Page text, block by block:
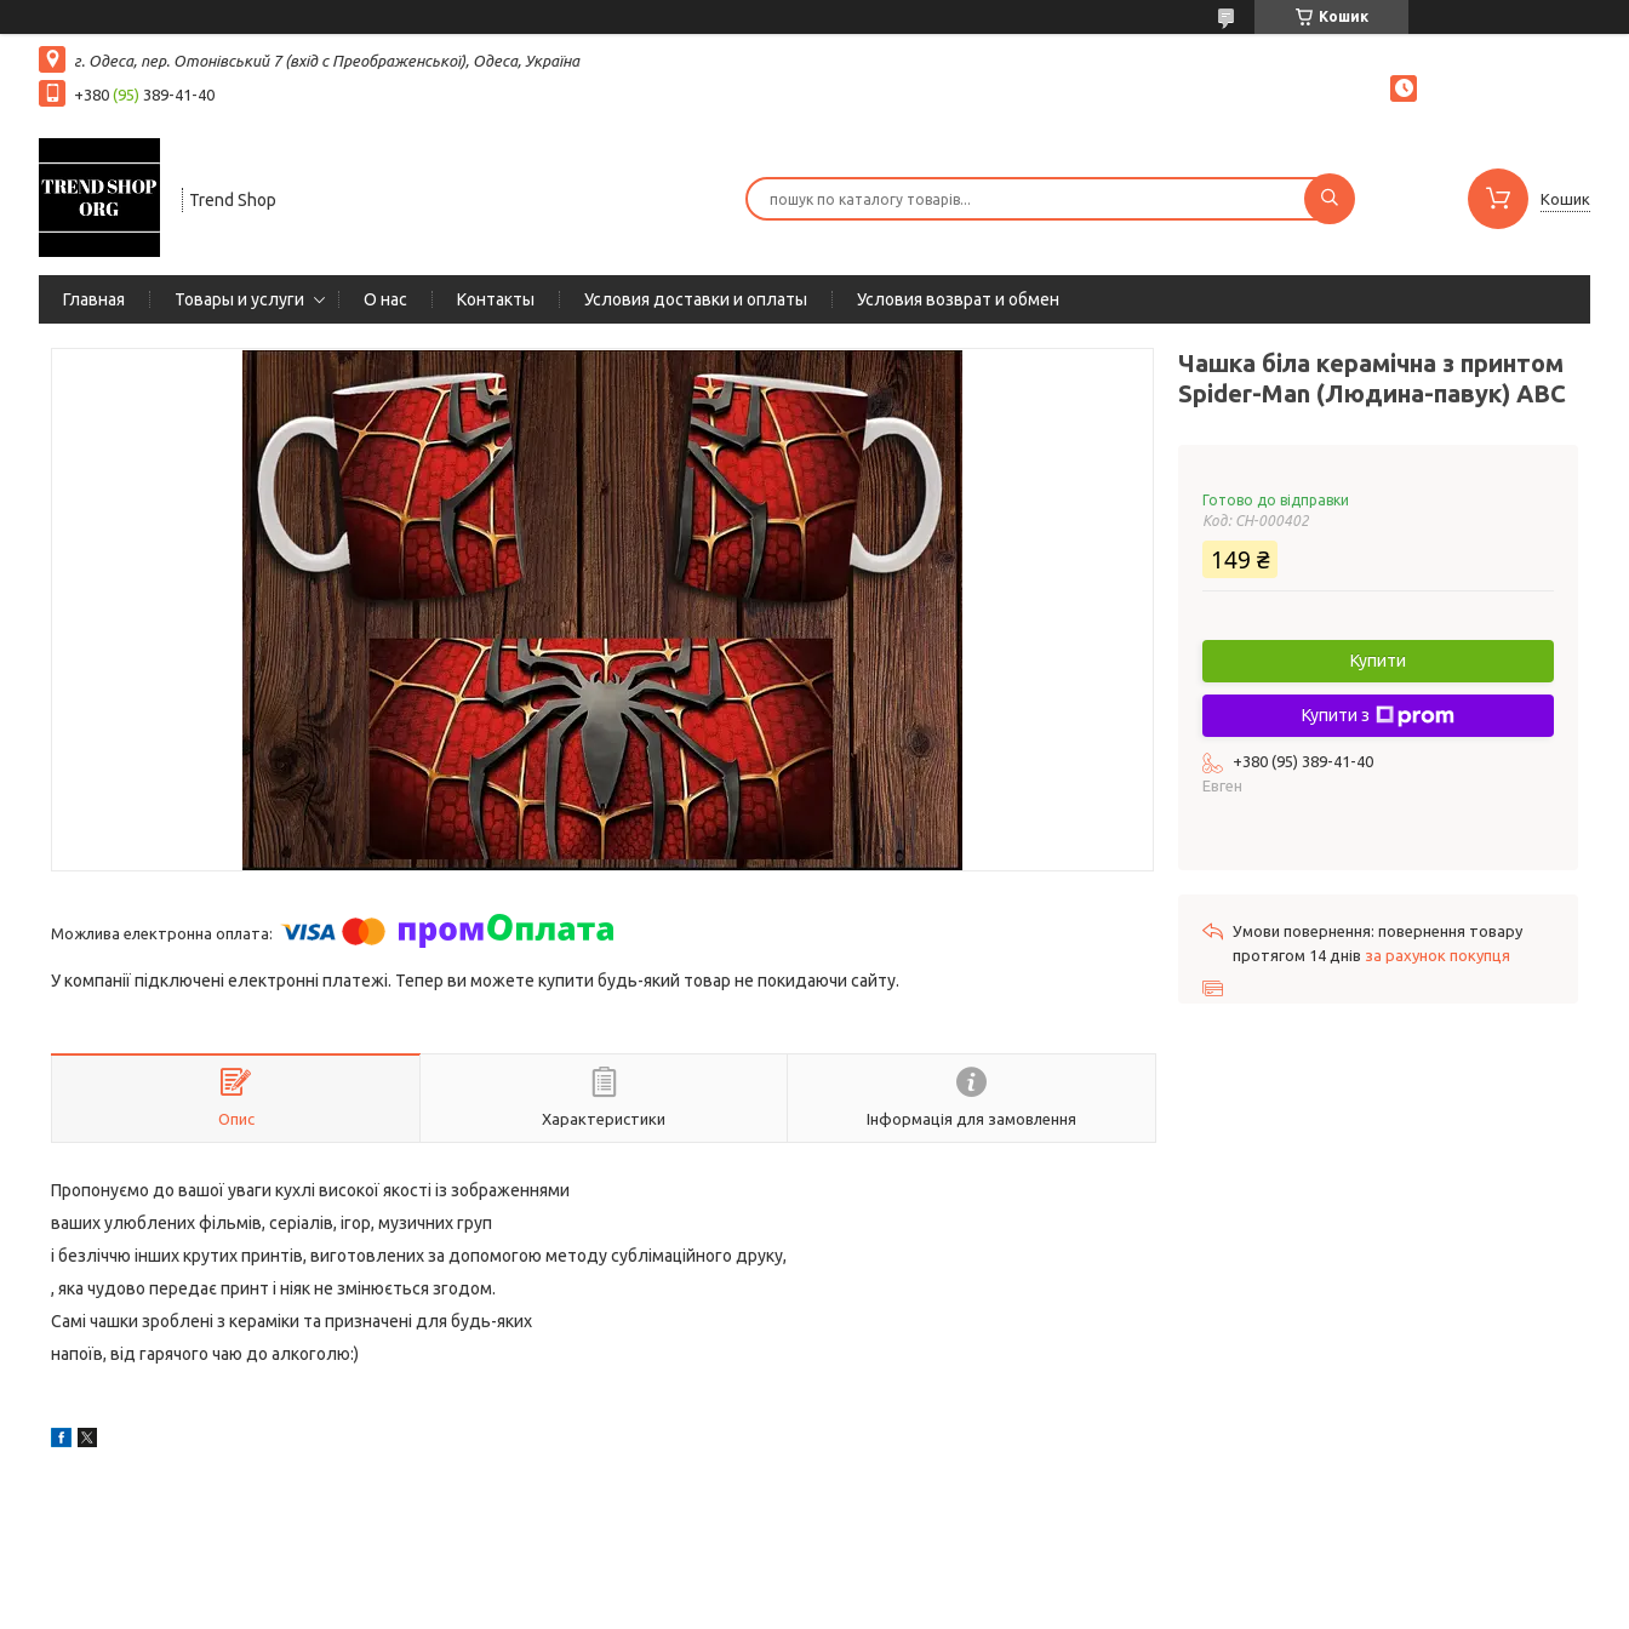
Кошик
г. Одеса, пер. Отонівський 7 (вхід с Преображенської), Одеса, Україна
+380 (95) 389-41-40
Trend Shop Кошик
Главная Товары и услуги О нас Контакты Условия доставки и оплаты Условия возврат и обмен
У компанії підключені електронні платежі. Тепер ви можете купити будь-який товар не покидаючи сайту.
Опис Характеристики Інформація для замовлення
Пропонуємо до вашої уваги кухлі високої якості із зображеннями
ваших улюблених фільмів, серіалів, ігор, музичних груп
і безліччю інших крутих принтів, виготовлених за допомогою методу сублімаційного друку,
, яка чудово передає принт і ніяк не змінюється згодом.
Самі чашки зроблені з кераміки та призначені для будь-яких
напоїв, від гарячого чаю до алкоголю:)
Чашка біла керамічна з принтом
Spider-Man (Людина-павук) ABC
Готово до відправки
Код: СH-000402
149 ₴
Купити
Купити з
+380 (95) 389-41-40
Евген
повернення товару
протягом 14 днів за рахунок покупця